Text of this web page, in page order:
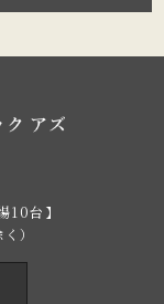
10台】
）